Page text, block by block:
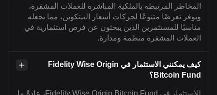
المخاطر المرتبطة بالملكية المباشرة للعملات المشفرة،
ويوفر تعرضًا متنوعًا لحركات أسعار البيتكوين، مما يجعله
مناسبًا للمستثمرين الذين يبحثون عن فرص استثمارية في
العملات المشفرة منظمة ومدارة.
كيف يمكنني الاستثمار في Fidelity Wise Origin
Bitcoin Fund؟
للاستثمار في Fidelity Wise Origin Bitcoin Fund، عادةً ما